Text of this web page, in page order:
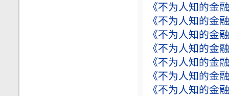
《不为人知的金
《不为人知的金
《不为人知的金
《不为人知的金
《不为人知的金
《不为人知的金
《不为人知的金